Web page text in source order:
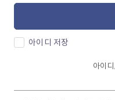
아이디 저장
아이